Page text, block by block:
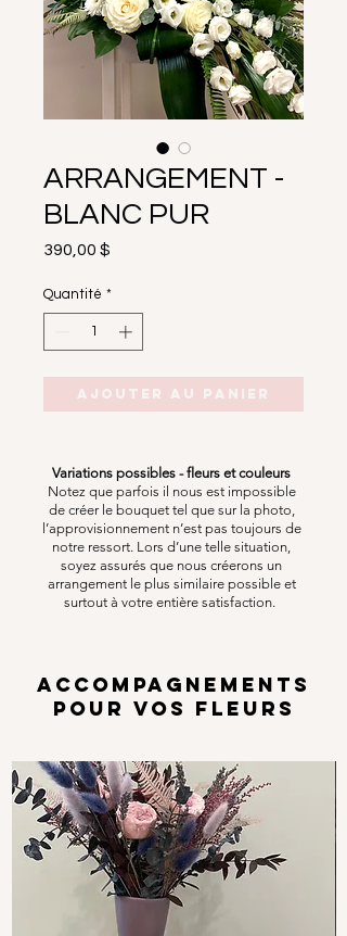
ARRANGEMENT -
BLANC PUR
390,00 $
Quantité *
Ajouter au panier
Variations possibles - fleurs et couleurs
Notez que parfois il nous est impossible
de créer le bouquet tel que sur la photo,
l’approvisionnement n’est pas toujours de
notre ressort. Lors d’une telle situation,
soyez assurés que nous créerons un
arrangement le plus similaire possible et
surtout à votre entière satisfaction.
ACCOMPAGNEMENTS
POUR VOS FLEURS